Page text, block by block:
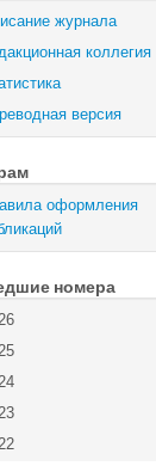
журнала
коллегия
версия
оформления
номера